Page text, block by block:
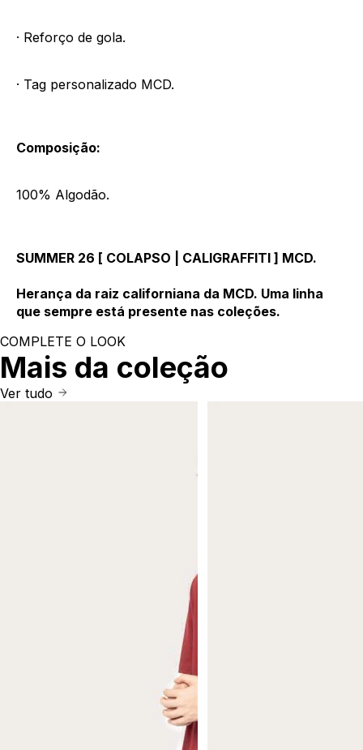
· Reforço de gola.
· Tag personalizado MCD.
Composição:
100% Algodão.
SUMMER 26 [ COLAPSO | CALIGRAFFITI ] MCD.
Herança da raiz californiana da MCD. Uma linha
que sempre está presente nas coleções.
COMPLETE O LOOK
Mais da coleção
Ver tudo